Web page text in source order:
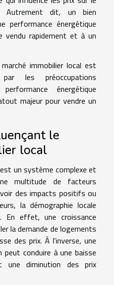
Autrement dit, un bien
performance énergétique
vendu rapidement et à un
immobilier local est
les préoccupations
énergétique
majeur pour vendre un
le
local
un système complexe et
multitude de facteurs
des impacts positifs ou
la démographie locale
En effet, une croissance
la demande de logements
des prix. À l'inverse, une
conduire à une baisse
une diminution des prix